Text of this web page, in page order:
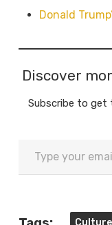
Donald
Discover
Subscribe to get
your
email…
Culture